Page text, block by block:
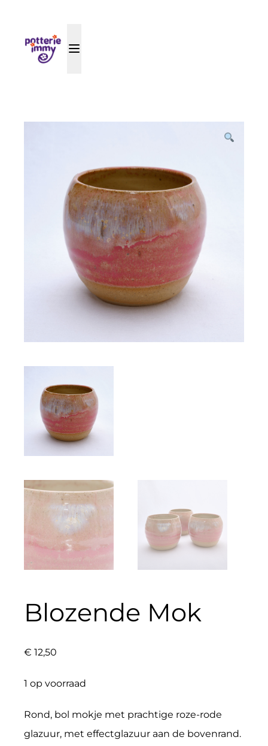
Blozende Mok
€ 12,50
1 op voorraad
Rond, bol mokje met prachtige roze-rode
glazuur, met effectglazuur aan de bovenrand.